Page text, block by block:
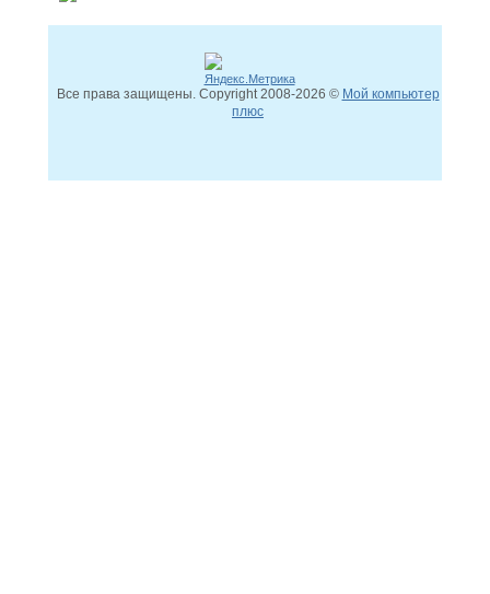
Все права защищены. Copyright2008-2026 © Мой компьютер
плюс